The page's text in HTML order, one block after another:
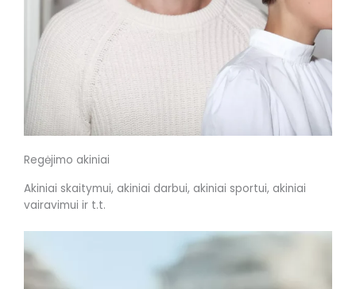
Regėjimo akiniai
Akiniai skaitymui, akiniai darbui, akiniai sportui, akiniai
vairavimui ir t.t.